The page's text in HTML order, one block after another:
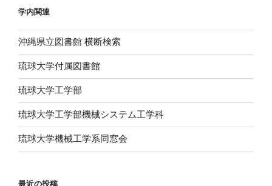
学内関連
沖縄県立図書館 横断検索
琉球大学付属図書館
琉球大学工学部
琉球大学工学部機械システム工学科
琉球大学機械工学系同窓会
最近の投稿